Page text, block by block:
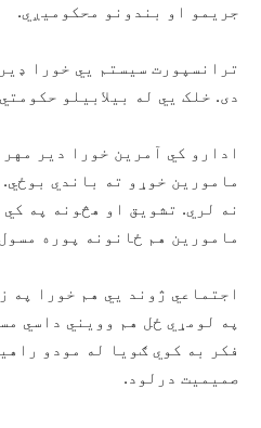
جريمو او بندونو محکوميږي.
ترانسپورت سيستم يي خورا
دی. خلک يي له بيلابيلو
ادارو کي آمرين خورا دير
مامورين خوړو ته باندي
نه لري. تشويق او هڅونه په
مامورين هم ځانونه پوره
اجتماعي ژوند يي هم خورا په
په لومړي ځل هم وويني داسي
فکر به کوي ګويا له مودو
صميميت درلود.